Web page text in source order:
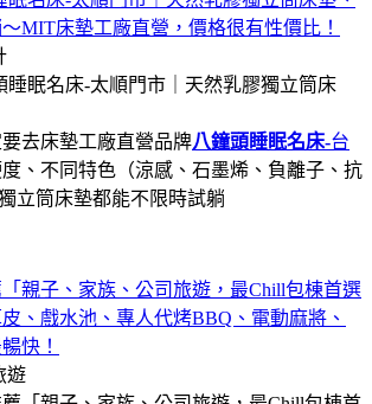
MIT床墊工廠直營，價格很有性價比！
去床墊工廠直營品牌八鐘頭睡眠名床-台
、不同特色（涼感、石墨烯、負離子、抗
立筒床墊都能不限時試躺
親子、家族、公司旅遊，最Chill包棟首選
、戲水池、專人代烤BBQ、電動麻將、
快！
遊